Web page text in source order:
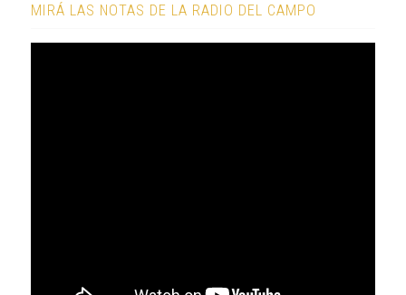
MIRÁ LAS NOTAS DE LA RADIO DEL CAMPO